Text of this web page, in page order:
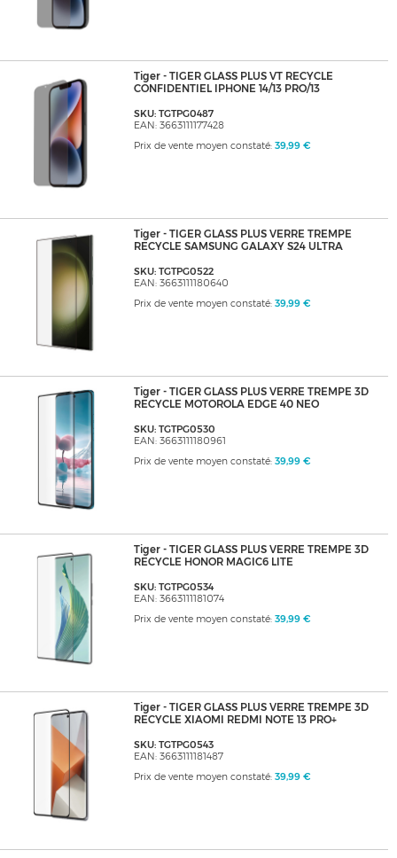
Tiger - TIGER GLASS PLUS VT RECYCLE
CONFIDENTIEL IPHONE 14/13 PRO/13
SKU: TGTPG0487
EAN: 3663111177428
Prix de vente moyen constaté: 39,99 €
Tiger - TIGER GLASS PLUS VERRE TREMPE
RECYCLE SAMSUNG GALAXY S24 ULTRA
SKU: TGTPG0522
EAN: 3663111180640
Prix de vente moyen constaté: 39,99 €
Tiger - TIGER GLASS PLUS VERRE TREMPE 3D
RECYCLE MOTOROLA EDGE 40 NEO
SKU: TGTPG0530
EAN: 3663111180961
Prix de vente moyen constaté: 39,99 €
Tiger - TIGER GLASS PLUS VERRE TREMPE 3D
RECYCLE HONOR MAGIC6 LITE
SKU: TGTPG0534
EAN: 3663111181074
Prix de vente moyen constaté: 39,99 €
Tiger - TIGER GLASS PLUS VERRE TREMPE 3D
RECYCLE XIAOMI REDMI NOTE 13 PRO+
SKU: TGTPG0543
EAN: 3663111181487
Prix de vente moyen constaté: 39,99 €